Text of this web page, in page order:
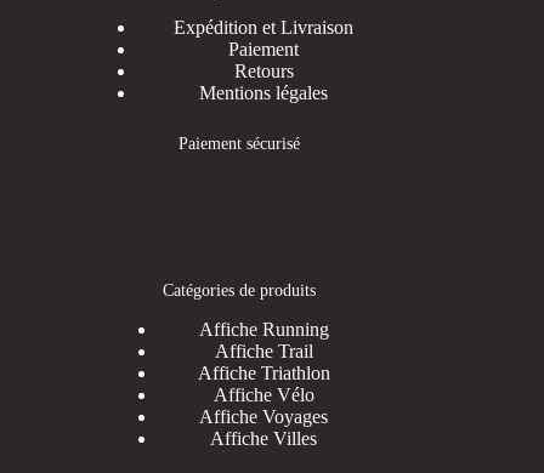
Expédition et Livraison
Paiement
Retours
Mentions légales
Paiement sécurisé
Catégories de produits
Affiche Running
Affiche Trail
Affiche Triathlon
Affiche Vélo
Affiche Voyages
Affiche Villes